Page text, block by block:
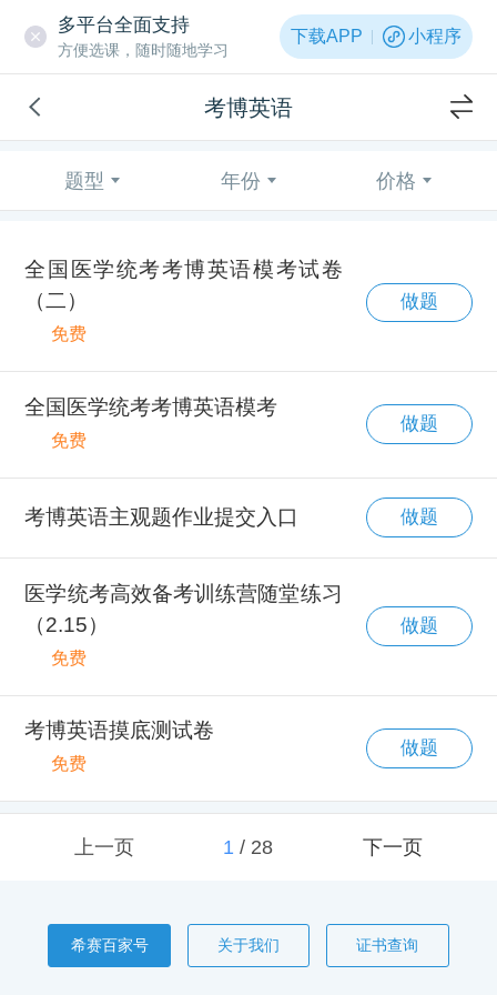
多平台全面支持
方便选课，随时随地学习
下载APP 小程序
考博英语
题型 年份 价格
全国医学统考考博英语模考试卷
（二）
免费
做题
全国医学统考考博英语模考
免费
做题
考博英语主观题作业提交入口 做题
医学统考高效备考训练营随堂练习
（2.15）
免费
做题
考博英语摸底测试卷
免费
做题
上一页 1/ 28 下一页
希赛百家号 关于我们 证书查询